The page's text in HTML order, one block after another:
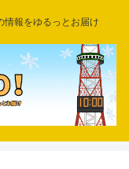
情報をゆるっとお届け